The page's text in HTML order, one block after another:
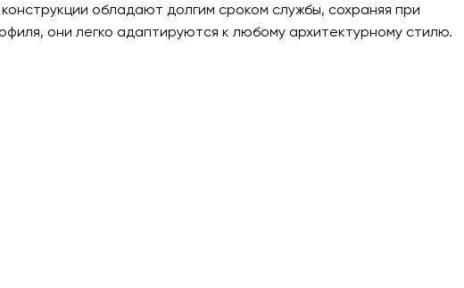
обладают долгим сроком службы, сохраняя при
они легко адаптируются к любому архитектурному стилю.